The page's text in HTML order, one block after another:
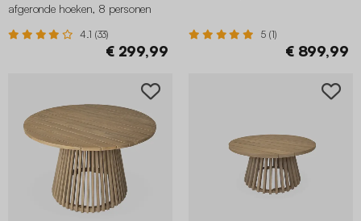
afgeronde hoeken, 8 personen
4.1 (33)
€ 299,99
5 (1)
€ 899,99